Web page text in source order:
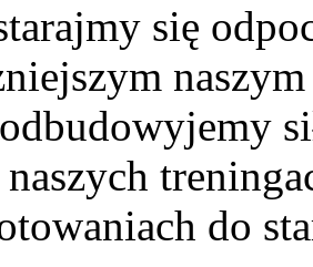
się
do